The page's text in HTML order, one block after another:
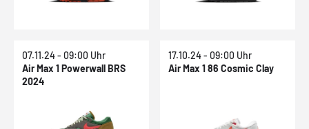
07.11.24 - 09:00 Uhr
Air Max 1 Powerwall BRS
2024
17.10.24 - 09:00 Uhr
Air Max 1 86 Cosmic Clay